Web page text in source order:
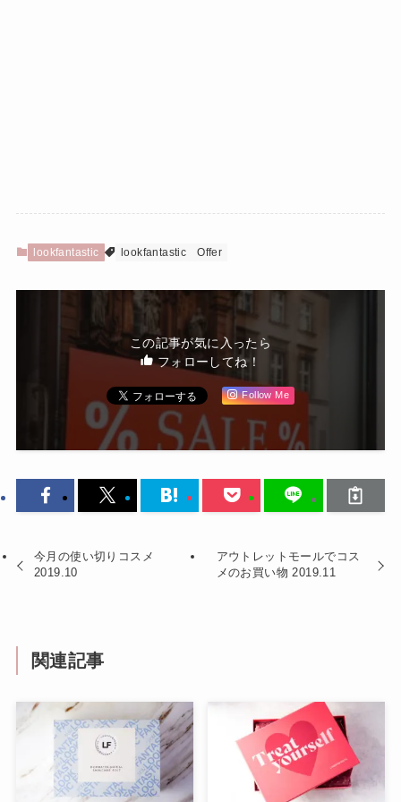
lookfantastic lookfantastic Offer
この記事が気に入ったら
フォローしてね！
Follow Me
今月の使い切りコスメ
2019.10
アウトレットモールでコス
メのお買い物 2019.11
関連記事